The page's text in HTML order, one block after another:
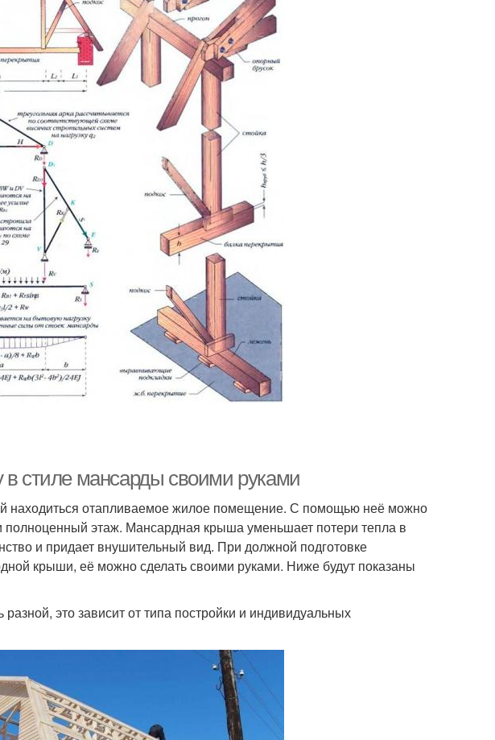
стиле мансарды своими руками
находиться отапливаемое жилое помещение. С помощью неё можно
полноценный этаж. Мансардная крыша уменьшает потери тепла в
и придает внушительный вид. При должной подготовке
крыши, её можно сделать своими руками. Ниже будут показаны
это зависит от типа постройки и индивидуальных